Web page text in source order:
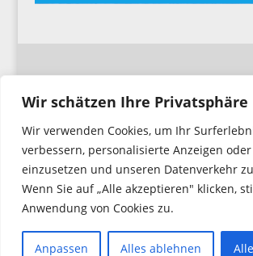
Wir schätzen Ihre Privatsphäre
Wir verwenden Cookies, um Ihr
verbessern, personalisierte Anzeigen
einzusetzen und unseren Datenverkehr
Wenn Sie auf „Alle akzeptieren" klicken,
Anwendung von Cookies zu.
Anpassen Alles ablehnen
Impressum
Datenschutzerklärung
Copyright © 2026. Feuerwehr
All Rights Reserved.